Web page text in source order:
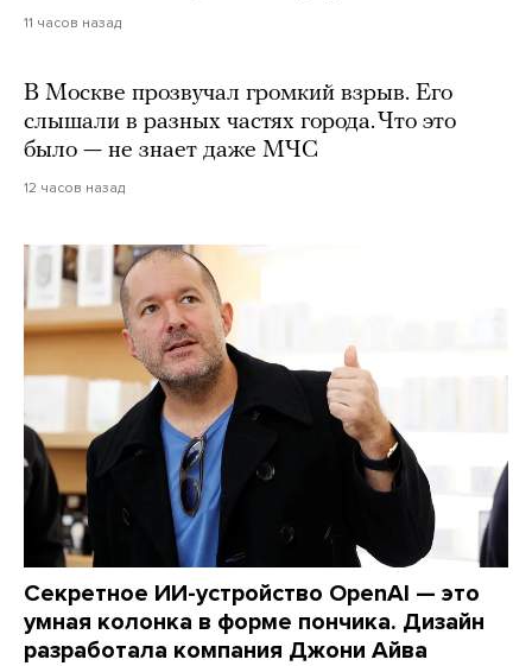
11 часов назад
В Москве прозвучал громкий взрыв. Его
слышали в разных частях города. Что это
было — не знает даже МЧС
12 часов назад
Секретное ИИ-устройство OpenAI — это
умная колонка в форме пончика. Дизайн
разработала компания Джони Айва